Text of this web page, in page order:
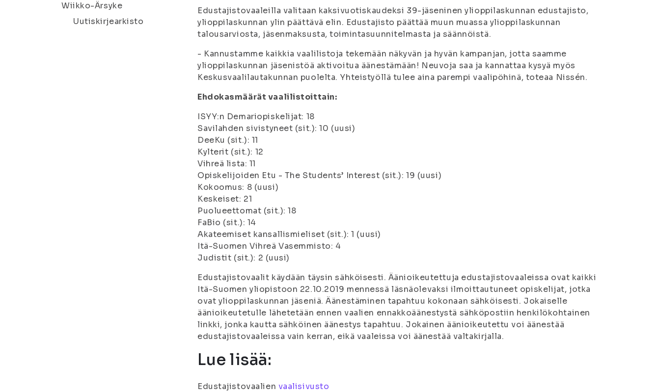
Wiikko-Ärsyke
Uutiskirjearkisto
Edustajistovaaleilla valitaan kaksivuotiskaudeksi 39-jäseninen ylioppilaskunnan edustajisto,
ylioppilaskunnan ylin päättävä elin. Edustajisto päättää muun muassa ylioppilaskunnan
talousarviosta, jäsenmaksusta, toimintasuunnitelmasta ja säännöistä.
- Kannustamme kaikkia vaalilistoja tekemään näkyvän ja hyvän kampanjan, jotta saamme
ylioppilaskunnan jäsenistöä aktivoitua äänestämään! Neuvoja saa ja kannattaa kysyä myös
Keskusvaalilautakunnan puolelta. Yhteistyöllä tulee aina parempi vaalipöhinä, toteaa Nissén.
Ehdokasmäärät vaalilistoittain:
ISYY:n Demariopiskelijat: 18
Savilahden sivistyneet (sit.): 10 (uusi)
DeeKu (sit.): 11
Kylterit (sit.): 12
Vihreä lista: 11
Opiskelijoiden Etu - The Students’ Interest (sit.): 19 (uusi)
Kokoomus: 8 (uusi)
Keskeiset: 21
Puolueettomat (sit.): 18
FaBio (sit.): 14
Akateemiset kansallismieliset (sit.): 1 (uusi)
Itä-Suomen Vihreä Vasemmisto: 4
Judistit (sit.): 2 (uusi)
Edustajistovaalit käydään täysin sähköisesti. Äänioikeutettuja edustajistovaaleissa ovat kaikki
Itä-Suomen yliopistoon 22.10.2019 mennessä läsnäolevaksi ilmoittautuneet opiskelijat, jotka
ovat ylioppilaskunnan jäseniä. Äänestäminen tapahtuu kokonaan sähköisesti. Jokaiselle
äänioikeutetulle lähetetään ennen vaalien ennakkoäänestystä sähköpostiin henkilökohtainen
linkki, jonka kautta sähköinen äänestys tapahtuu. Jokainen äänioikeutettu voi äänestää
edustajistovaaleissa vain kerran, eikä vaaleissa voi äänestää valtakirjalla.
Lue lisää:
Edustajistovaalien vaalisivusto